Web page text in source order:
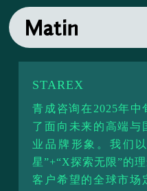
STAREX
青成咨询在2025年
了面向未来的高端与
业品牌形象。我们
星”+“X探索无限”的
客户希望的全球市场